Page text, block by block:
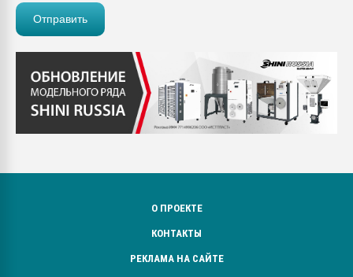
О ПРОЕКТЕ
КОНТАКТЫ
РЕКЛАМА НА САЙТЕ